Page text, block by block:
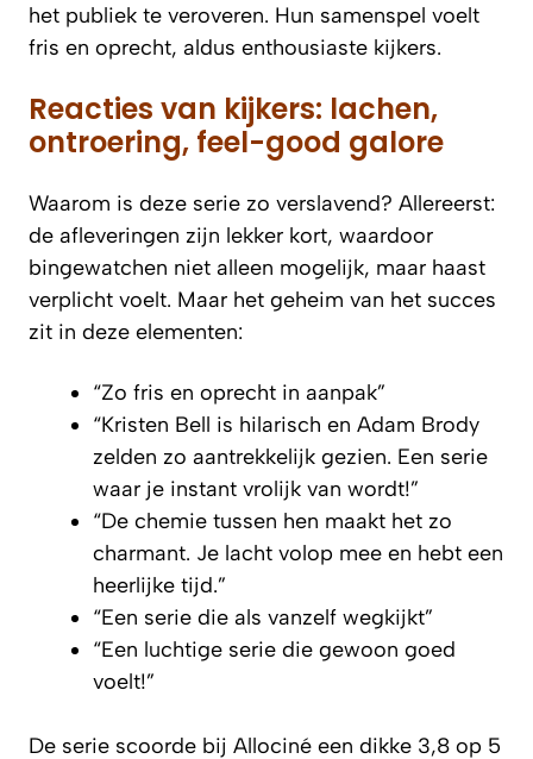
het publiek te veroveren. Hun samenspel voelt
fris en oprecht, aldus enthousiaste kijkers.
Reacties van kijkers: lachen,
ontroering, feel-good galore
Waarom is deze serie zo verslavend? Allereerst:
de afleveringen zijn lekker kort, waardoor
bingewatchen niet alleen mogelijk, maar haast
verplicht voelt. Maar het geheim van het succes
zit in deze elementen:
“Zo fris en oprecht in aanpak”
“Kristen Bell is hilarisch en Adam Brody
zelden zo aantrekkelijk gezien. Een serie
waar je instant vrolijk van wordt!”
“De chemie tussen hen maakt het zo
charmant. Je lacht volop mee en hebt een
heerlijke tijd.”
“Een serie die als vanzelf wegkijkt”
“Een luchtige serie die gewoon goed
voelt!”
De serie scoorde bij Allociné een dikke 3,8 op 5